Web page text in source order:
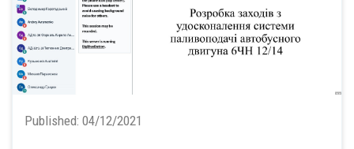
Published: 04/12/2021